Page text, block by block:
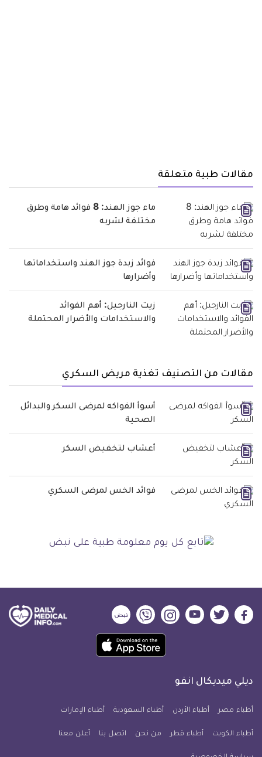
مقالات طبية متعلقة
ماء جوز الهند: 8 فوائد هامة وطرق
مختلفة لشربه
فوائد زبدة جوز الهند واستخداماتها
وأضرارها
زيت النارجيل: أهم الفوائد
والاستخدامات والأضرار المحتملة
مقالات من التصنيف تغذية مريض السكري
أسوأ الفواكه لمرضى السكر والبدائل
الصحية
أعشاب لتخفيض السكر
فوائد الخس لمرضى السكري
ديلي
فيسبوك
ديلي
تويتر
ديلي
ميديكال
يوتيوب
ديلي
ميديكال
انفو
ديلي
ميديكال
انفو
ديلي
ميديكال
انفو
حمل
تطبيق
معلومة
للآيفون
ديلي ميديكال انفو
أطباء مصر أطباء الأردن أطباء السعودية أطباء الإمارات
أطباء الكويت أطباء قطر من نحن اتصل بنا أعلن معنا